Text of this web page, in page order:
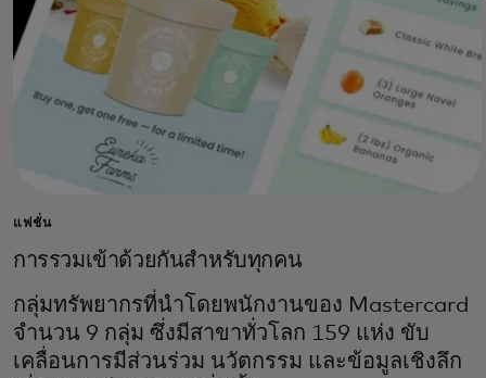
แฟชั่น
การรวมเข้าด้วยกันสำหรับทุกคน
กลุ่มทรัพยากรที่นำโดยพนักงานของ Mastercard
จำนวน 9 กลุ่ม ซึ่งมีสาขาทั่วโลก 159 แห่ง ขับ
เคลื่อนการมีส่วนร่วม นวัตกรรม และข้อมูลเชิงลึก